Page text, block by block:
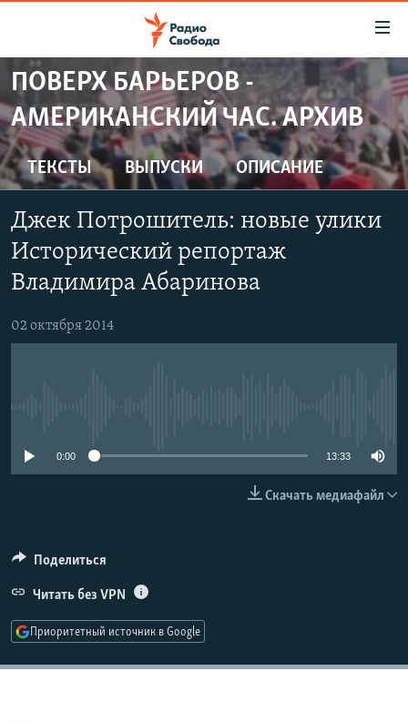
упрощенного
доступа
Вернуться
к
основному
Вернутся
главной
навигации
Вернутся
ПРОГРАММЫ
ПОДКАСТЫ
АВТОРСКИЕ ПРОЕКТЫ
ЦИТАТЫ СВОБОДЫ
МНЕНИЯ
КУЛЬТУРА
IDEL.РЕАЛИИ
КАВКАЗ.РЕАЛИИ
ПОДПИШИТЕСЬ НА РАССЫЛКУ
Все сайты РСЕ/РС
ПОВЕРХ БАРЬЕРОВ -
АМЕРИКАНСКИЙ ЧАС. АРХИВ
ТЕКСТЫ ВЫПУСКИ ОПИСАНИЕ
Джек Потрошитель: новые улики
Исторический репортаж
Владимира Абаринова
02 октября 2014
0:00 13:33
Скачать медиафайл
Поделиться
Читать без VPN
Приоритетный источник в Google